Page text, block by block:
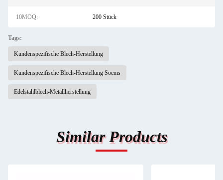
10MOQ: 200 Stück
Tags:
Kundenspezifische Blech-Herstellung
Kundenspezifische Blech-Herstellung Soems
Edelstahlblech-Metallherstellung
Similar Products